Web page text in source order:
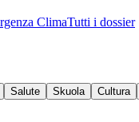
ClimaTutti i dossier
Salute Skuola Cultura